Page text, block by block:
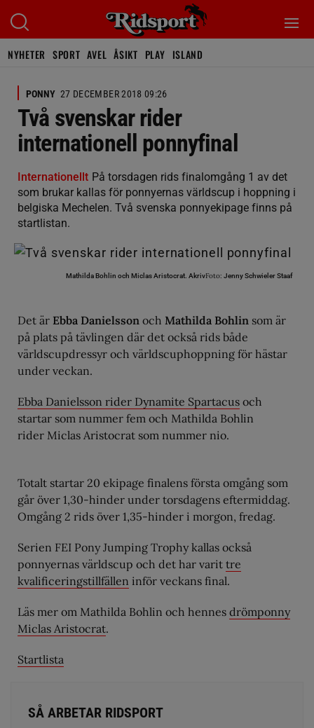
NYHETER SPORT AVEL ÅSIKT PLAY ISLAND
PONNY 27 DECEMBER 2018 09:26
Två svenskar rider
internationell ponnyfinal
Internationellt På torsdagen rids finalomgång 1 av det
som brukar kallas för ponnyernas världscup i hoppning i
belgiska Mechelen. Två svenska ponnyekipage finns på
startlistan.
Mathilda Bohlin och Miclas Aristocrat. AkrivFoto: Jenny Schwieler Staaf
Det är Ebba Danielsson och Mathilda Bohlin som är
på plats på tävlingen där det också rids både
världscupdressyr och världscuphoppning för hästar
under veckan.
Ebba Danielsson rider Dynamite Spartacus och
startar som nummer fem och Mathilda Bohlin
rider Miclas Aristocrat som nummer nio.
Totalt startar 20 ekipage finalens första omgång som
går över 1,30-hinder under torsdagens eftermiddag.
Omgång 2 rids över 1,35-hinder i morgon, fredag.
Serien FEI Pony Jumping Trophy kallas också
ponnyernas världscup och det har varit tre
kvalificeringstillfällen inför veckans final.
Läs mer om Mathilda Bohlin och hennes drömponny
Miclas Aristocrat.
Startlista
SÅ ARBETAR RIDSPORT